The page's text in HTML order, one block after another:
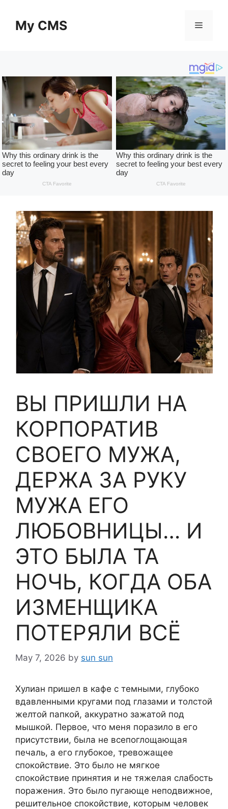
contentMy CMS Menu
ВЫ ПРИШЛИ НА
КОРПОРАТИВ
СВОЕГО МУЖА,
ДЕРЖА ЗА РУКУ
МУЖА ЕГО
ЛЮБОВНИЦЫ… И
ЭТО БЫЛА ТА
НОЧЬ, КОГДА ОБА
ИЗМЕНЩИКА
ПОТЕРЯЛИ ВСЁ
May 7, 2026 by sun sun
Хулиан пришел в кафе с темными, глубоко
вдавленными кругами под глазами и толстой
желтой папкой, аккуратно зажатой под
мышкой. Первое, что меня поразило в его
присутствии, была не всепоглощающая
печаль, а его глубокое, тревожащее
спокойствие. Это было не мягкое
спокойствие принятия и не тяжелая слабость
поражения. Это было пугающе неподвижное,
решительное спокойствие, которым человек